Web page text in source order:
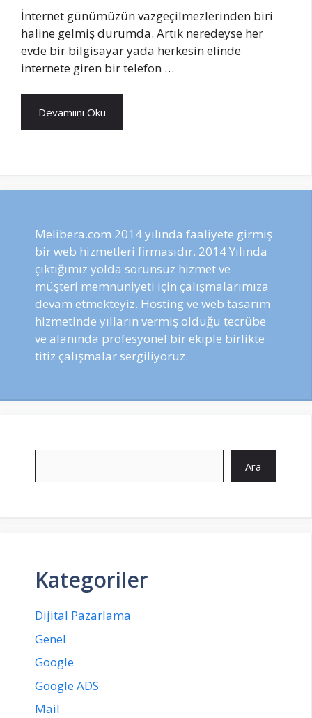
İnternet günümüzün vazgeçilmezlerinden biri
haline gelmiş durumda. Artık neredeyse her
evde bir bilgisayar yada herkesin elinde
internete giren bir telefon …
Devamıını Oku
Melibera.com 2014 yılında faaliyete girmiş
bir web hizmetleri firmasıdır. 2014 Yılında
çıktığımız yolda sorunsuz hizmet ve
müşteri memnuniyeti için çalışmalarımıza
devam etmekteyiz. Hosting ve web tasarım
hizmetinde yılların vermiş olduğu tecrübe
ve alanında profesyonel bir ekiple birlikte
titiz çalışmalar sergiliyoruz.
Ara
Kategoriler
Dijital Pazarlama
Genel
Google
Google ADS
Mail